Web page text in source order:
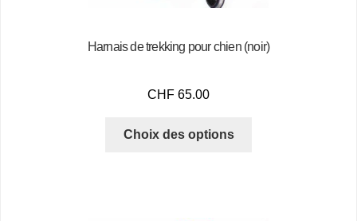
Harnais de trekking pour chien (noir)
CHF 65.00
Choix des options